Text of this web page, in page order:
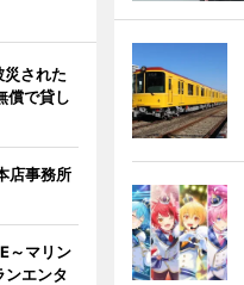
災された
償で貸し
店事務所
～マリン
ンエンタ